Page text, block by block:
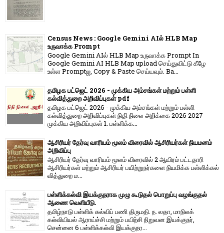
Census News : Google Gemini AIல் HLB Map
உருவாக்க Prompt
Google Gemini AIல் HLB Map உருவாக்க Prompt In
Google Gemini AI HLB Map upload செய்துவிட்டு கீழே
உள்ள Promptஐ, Copy & Paste செய்யவும். Ba...
தமிழக பட்ஜெட் 2026 - முக்கிய அம்சங்கள் மற்றும் பள்ளி
கல்வித்துறை அறிவிப்புகள் pdf
தமிழக பட்ஜெட் 2026 - முக்கிய அம்சங்கள் மற்றும் பள்ளி
கல்வித்துறை அறிவிப்புகள் நிதி நிலை அறிக்கை 2026 2027
முக்கிய அறிவிப்புகள் 1. பள்ளிக்க...
ஆசிரியர் தேர்வு வாரியம் மூலம் விரைவில் ஆசிரியர்கள் நியமனம்
அறிவிப்பு
ஆசிரியர் தேர்வு வாரி​யம் மூலம் விரை​வில் 2 ஆயிரம் பட்​ட​தாரி
ஆசிரியர்​கள் மற்​றும் ஆசிரியர் பயிற்றுநர்​களை நியமிக்க பள்​ளிக்​கல்​
வித்​துறை ம...
பள்ளிக்கல்வி இயக்குநராக முழு கூடுதல் பொறுப்பு வழங்குதல்
ஆணை வெளியீடு.
தமிழ்நாடு பள்ளிக் கல்விப் பணி திருமதி. ந. லதா, மாநிலக்
கல்வியியல் ஆராய்ச்சி மற்றும் பயிற்சி நிறுவன இயக்குநர்,
சென்னை 6 பள்ளிக்கல்வி இயக்குநர...